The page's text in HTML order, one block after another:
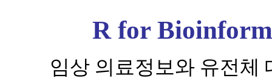
R for
임상 의료정보와 유전체